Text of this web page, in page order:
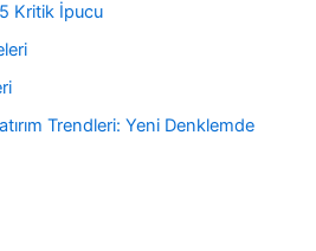
Kritik İpucu
Trendleri: Yeni Denklemde